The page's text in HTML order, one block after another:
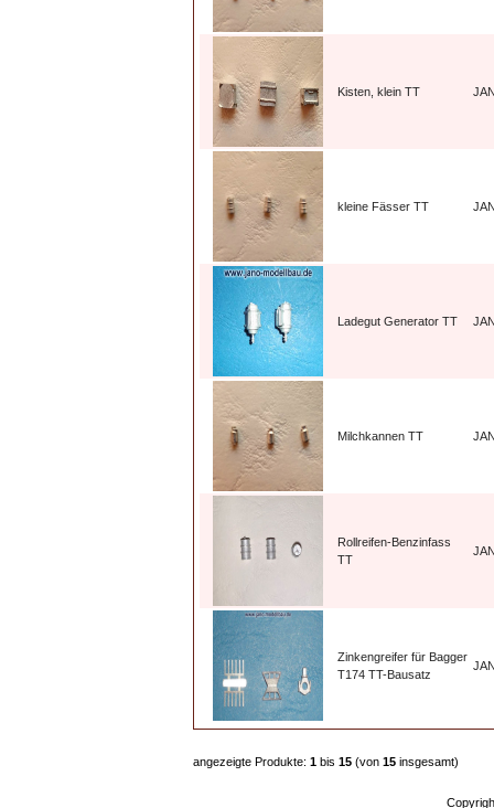
Kisten, klein TT
kleine Fässer TT
Ladegut Generator TT
Milchkannen TT
Rollreifen-Benzinfass
TT
Zinkengreifer für Bagger
T174 TT-Bausatz
angezeigte Produkte: 1 bis 15 (von 15 insgesamt)